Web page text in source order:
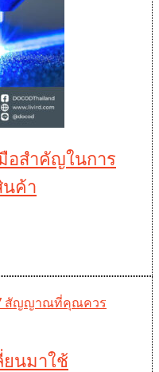
อสำคัญในการ
นค้า
นมาใช้